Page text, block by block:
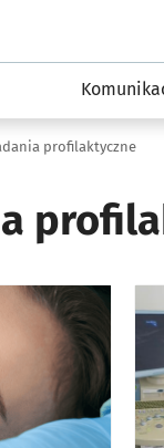
profilaktyczne